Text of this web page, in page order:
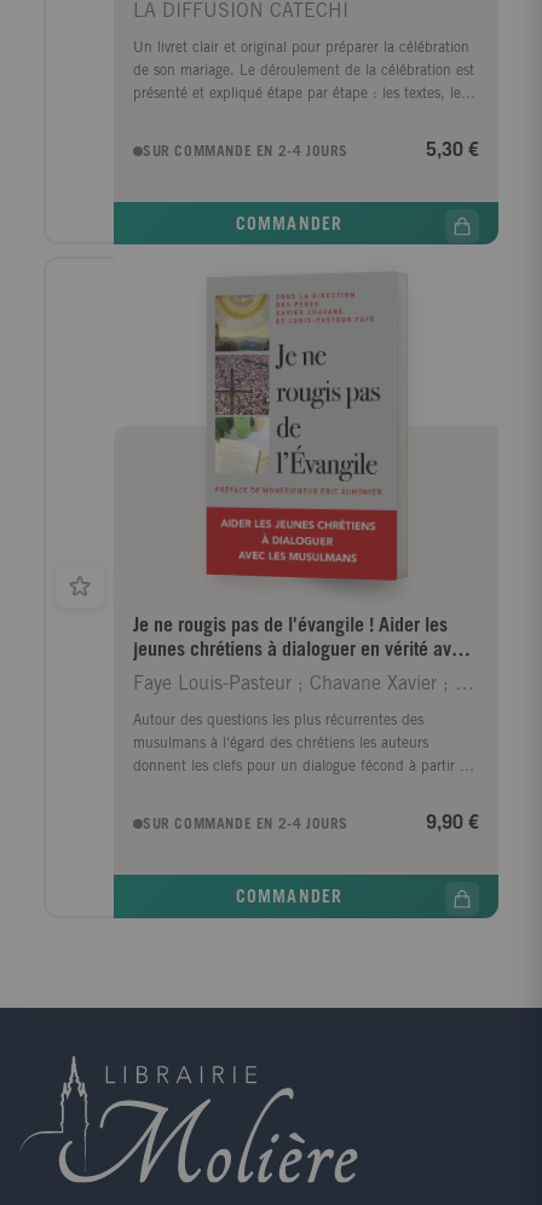
LA DIFFUSION CATECHI
Un livret clair et original pour préparer la célébration
de son mariage. Le déroulement de la célébration est
présenté et expliqué étape par étape : les textes, les
SUR COMMANDE EN 2-4 JOURS
5,30 €
COMMANDER
Je ne rougis pas de l'évangile ! Aider les
jeunes chrétiens à dialoguer en vérité avec
les musulmans
Faye Louis-Pasteur ; Chavane Xavier ; Aumonier Eri
Autour des questions les plus récurrentes des
musulmans à l'égard des chrétiens les auteurs
donnent les clefs pour un dialogue fécond à partir du
vision de cette foi par l'Islam et apporte ainsi des
SUR COMMANDE EN 2-4 JOURS 9,90 €
COMMANDER